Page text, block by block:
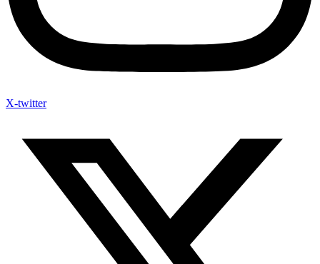
X-twitter